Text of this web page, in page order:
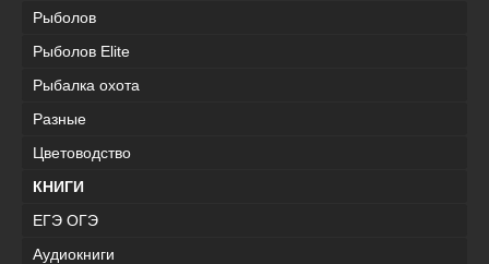
Рыболов
Рыболов Elite
Рыбалка охота
Разные
Цветоводство
КНИГИ
ЕГЭ ОГЭ
Аудиокниги